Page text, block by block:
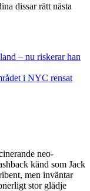
dissar rätt nästa
– nu riskerar han
i NYC rensat
neo-
känd som Jack
men inväntar
stor glädje